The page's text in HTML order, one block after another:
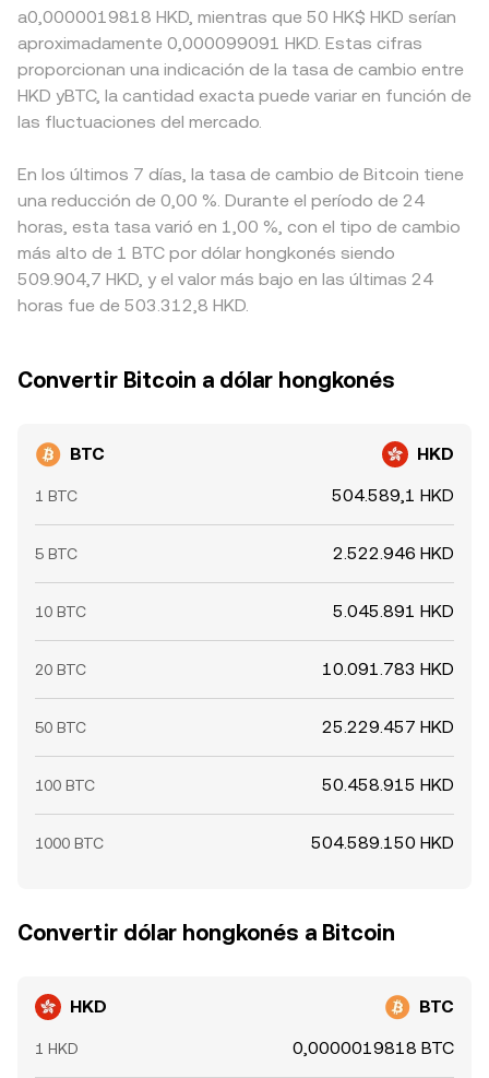
a0,0000019818 HKD, mientras que 50 HK$ HKD serían
aproximadamente 0,000099091 HKD. Estas cifras
proporcionan una indicación de la tasa de cambio entre
HKD yBTC, la cantidad exacta puede variar en función de
las fluctuaciones del mercado.
En los últimos 7 días, la tasa de cambio de Bitcoin tiene
una reducción de 0,00 %. Durante el período de 24
horas, esta tasa varió en 1,00 %, con el tipo de cambio
más alto de 1 BTC por dólar hongkonés siendo
509.904,7 HKD, y el valor más bajo en las últimas 24
horas fue de 503.312,8 HKD.
Convertir Bitcoin a dólar hongkonés
BTC HKD
1 BTC 504.589,1 HKD
5 BTC 2.522.946 HKD
10 BTC 5.045.891 HKD
20 BTC 10.091.783 HKD
50 BTC 25.229.457 HKD
100 BTC 50.458.915 HKD
1000 BTC 504.589.150 HKD
Convertir dólar hongkonés a Bitcoin
HKD BTC
1 HKD 0,0000019818 BTC